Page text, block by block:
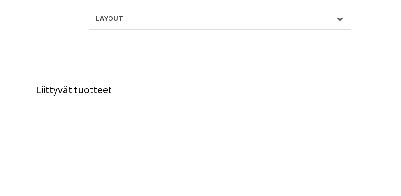
LAYOUT
Liittyvät tuotteet